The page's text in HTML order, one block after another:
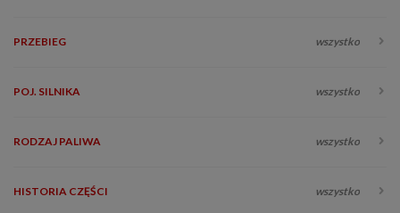
PRZEBIEG wszystko
POJ. SILNIKA wszystko
RODZAJ PALIWA wszystko
HISTORIA CZĘŚCI wszystko